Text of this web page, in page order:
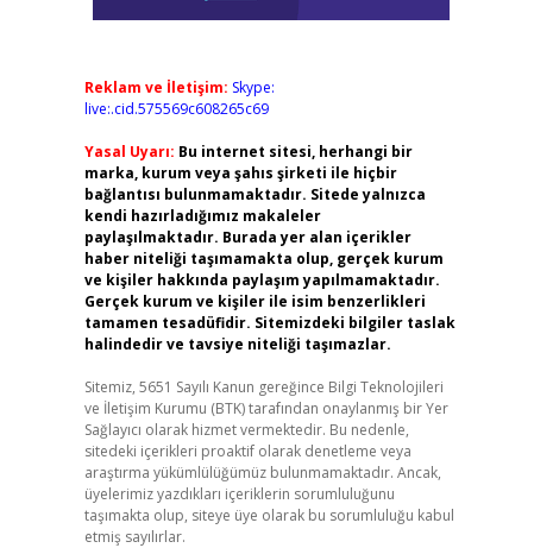
Reklam ve İletişim: Skype:
live:.cid.575569c608265c69
Yasal Uyarı: Bu internet sitesi, herhangi bir
marka, kurum veya şahıs şirketi ile hiçbir
bağlantısı bulunmamaktadır. Sitede yalnızca
kendi hazırladığımız makaleler
paylaşılmaktadır. Burada yer alan içerikler
haber niteliği taşımamakta olup, gerçek kurum
ve kişiler hakkında paylaşım yapılmamaktadır.
Gerçek kurum ve kişiler ile isim benzerlikleri
tamamen tesadüfidir. Sitemizdeki bilgiler taslak
halindedir ve tavsiye niteliği taşımazlar.
Sitemiz, 5651 Sayılı Kanun gereğince Bilgi Teknolojileri
ve İletişim Kurumu (BTK) tarafından onaylanmış bir Yer
Sağlayıcı olarak hizmet vermektedir. Bu nedenle,
sitedeki içerikleri proaktif olarak denetleme veya
araştırma yükümlülüğümüz bulunmamaktadır. Ancak,
üyelerimiz yazdıkları içeriklerin sorumluluğunu
taşımakta olup, siteye üye olarak bu sorumluluğu kabul
etmiş sayılırlar.